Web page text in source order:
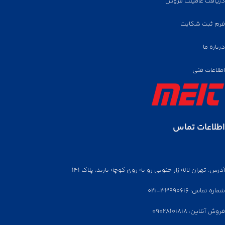
فرم ثبت شکایت
درباره ما
اطلاعات فنی
اطلاعات تماس
آدرس: تهران لاله زار جنوبی رو به روی کوچه باربد، پلاک ۱۴۱
شماره تماس: ۳۳۹۹۰۶۱۶-۰۲۱
فروش آنلاین: ۰۹۰۲۸۱۰۱۸۱۸